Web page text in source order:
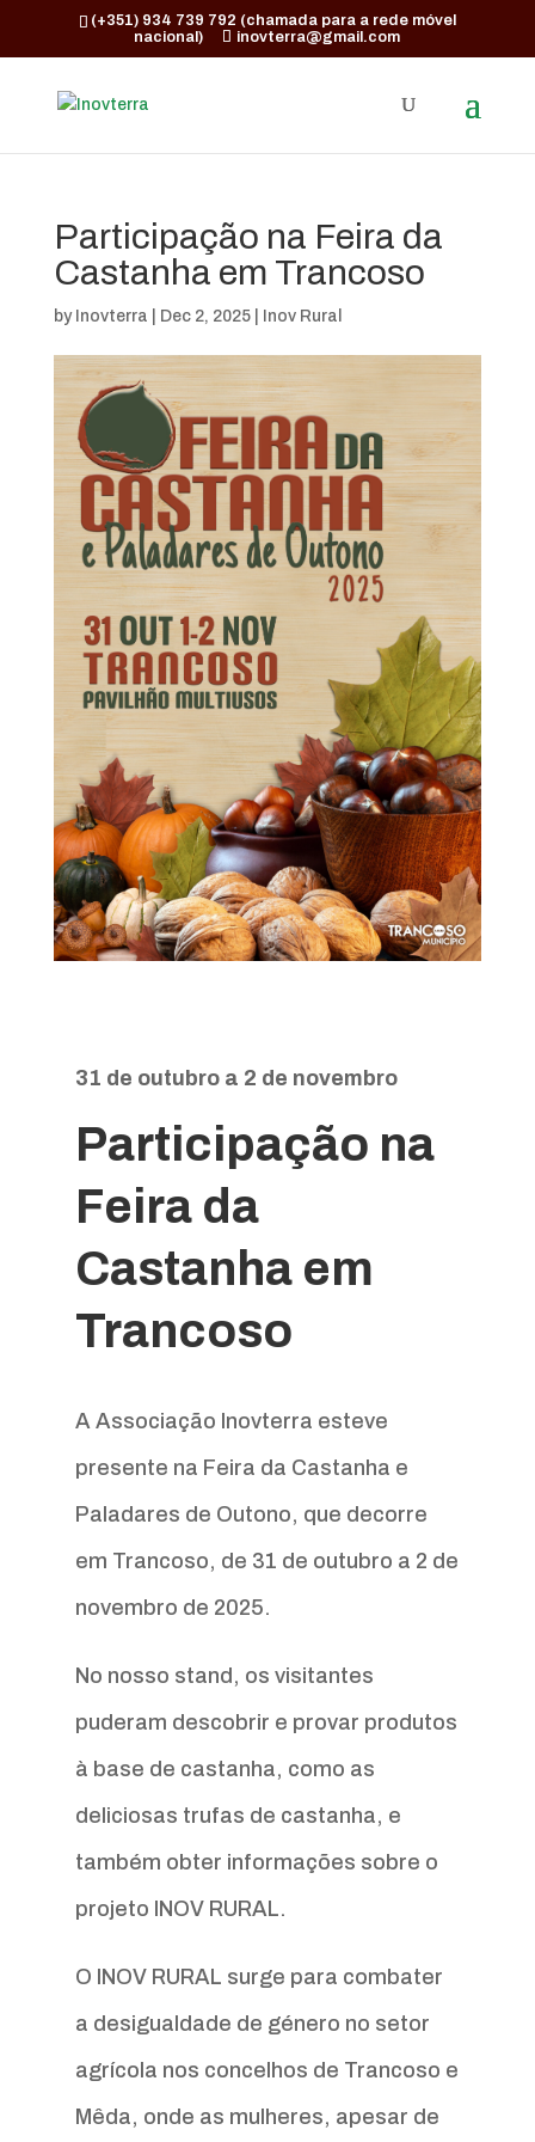
(+351) 934 739 792 (chamada para a rede móvel
nacional)
inovterra@gmail.com
Participação na Feira da
Castanha em Trancoso
by Inovterra Dec 2, 2025| Inov Rural
31 de outubro a 2 de novembro
Participação na
Feira da
Castanha em
Trancoso
A Associação Inovterra esteve
presente na Feira da Castanha e
Paladares de Outono, que decorre
em Trancoso, de 31 de outubro a 2 de
novembro de 2025.
No nosso stand, os visitantes
puderam descobrir e provar produtos
à base de castanha, como as
deliciosas trufas de castanha, e
também obter informações sobre o
projeto INOV RURAL.
O INOV RURAL surge para combater
a desigualdade de género no setor
agrícola nos concelhos de Trancoso e
Mêda, onde as mulheres, apesar de